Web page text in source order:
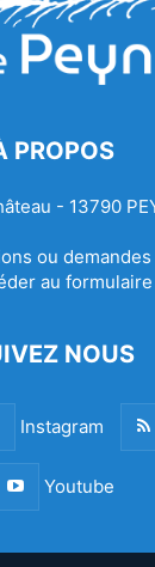
PROPOS
- 13790
ou demandes
au
NOUS
Instagram
Youtube